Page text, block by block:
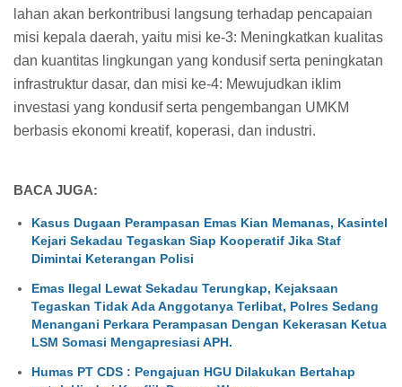
lahan akan berkontribusi langsung terhadap pencapaian
misi kepala daerah, yaitu misi ke-3: Meningkatkan kualitas
dan kuantitas lingkungan yang kondusif serta peningkatan
infrastruktur dasar, dan misi ke-4: Mewujudkan iklim
investasi yang kondusif serta pengembangan UMKM
berbasis ekonomi kreatif, koperasi, dan industri.
BACA JUGA:
Kasus Dugaan Perampasan Emas Kian Memanas, Kasintel
Kejari Sekadau Tegaskan Siap Kooperatif Jika Staf
Dimintai Keterangan Polisi
Emas Ilegal Lewat Sekadau Terungkap, Kejaksaan
Tegaskan Tidak Ada Anggotanya Terlibat, Polres Sedang
Menangani Perkara Perampasan Dengan Kekerasan Ketua
LSM Somasi Mengapresiasi APH.
Humas PT CDS : Pengajuan HGU Dilakukan Bertahap